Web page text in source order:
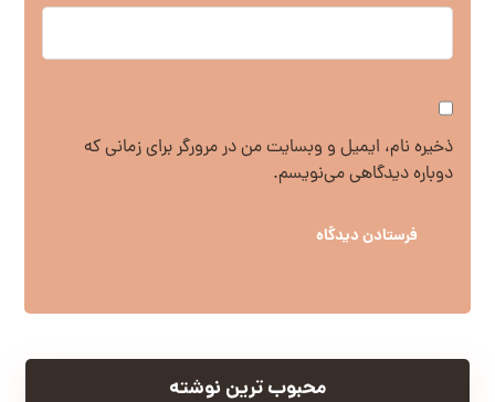
ذخیره نام، ایمیل و وبسایت من در مرورگر برای زمانی که
دوباره دیدگاهی می‌نویسم.
محبوب ترین نوشته